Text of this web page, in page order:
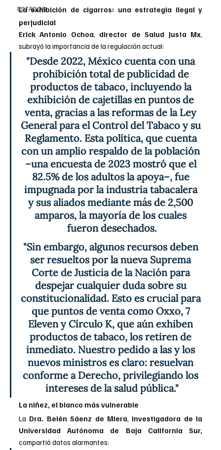
ESTADOS
La exhibición de cigarros: una estrategia ilegal y
perjudicial
Erick Antonio Ochoa
director de Salud Justa Mx
subrayó la importancia de la regulación actual:
"Desde 2022, México cuenta con una
prohibición total de publicidad de
productos de tabaco, incluyendo la
exhibición de cajetillas en puntos de
venta, gracias a las reformas de la Ley
General para el Control del Tabaco y su
Reglamento. Esta política, que cuenta
con un amplio respaldo de la población
–una encuesta de 2023 mostró que el
82.5% de los adultos la apoya–, fue
impugnada por la industria tabacalera
y sus aliados mediante más de 2,500
amparos, la mayoría de los cuales
fueron desechados.
"Sin embargo, algunos recursos deben
ser resueltos por la nueva Suprema
Corte de Justicia de la Nación para
despejar cualquier duda sobre su
constitucionalidad. Esto es crucial para
que puntos de venta como Oxxo, 7
Eleven y Círculo K, que aún exhiben
productos de tabaco, los retiren de
inmediato. Nuestro pedido a las y los
nuevos ministros es claro: resuelvan
conforme a Derecho, privilegiando los
intereses de la salud pública."
La niñez, el blanco más vulnerable
La Dra. Belén Sáenz de Miera
investigadora de la
Universidad Autónoma de Baja California Sur,
compartió datos alarmantes: